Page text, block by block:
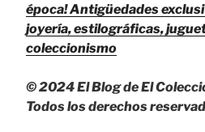
época!Antigüedades
joyería, estilográficas,
coleccionismo
© 2024 El Blog de El
Todos los derechos